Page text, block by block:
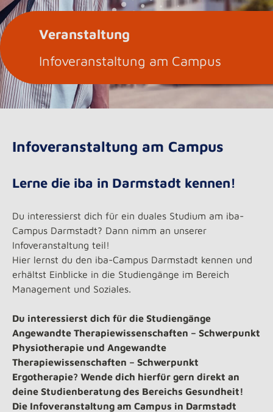
Veranstaltung
Infoveranstaltung am Campus
Infoveranstaltung am Campus
Lerne die iba in Darmstadt kennen!
Du interessierst dich für ein duales Studium am iba-
Campus Darmstadt? Dann nimm an unserer
Infoveranstaltung teil!
Hier lernst du den iba-Campus Darmstadt kennen und
erhältst Einblicke in die Studiengänge im Bereich
Management und Soziales.
Du interessierst dich für die Studiengänge
Angewandte Therapiewissenschaften – Schwerpunkt
Physiotherapie und Angewandte
Therapiewissenschaften – Schwerpunkt
Ergotherapie? Wende dich hierfür gern direkt an
deine Studienberatung des Bereichs Gesundheit!
Die Infoveranstaltung am Campus in Darmstadt